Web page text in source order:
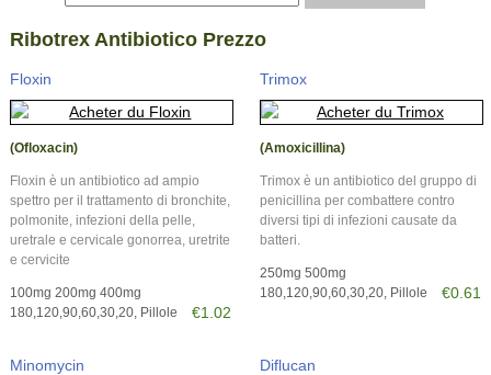
Ribotrex Antibiotico Prezzo
Floxin
(Ofloxacin)
Floxin è un antibiotico ad ampio
spettro per il trattamento di bronchite,
polmonite, infezioni della pelle,
uretrale e cervicale gonorrea, uretrite
e cervicite
100mg 200mg 400mg
180,120,90,60,30,20, Pillole
€1.02
Trimox
(Amoxicillina)
Trimox è un antibiotico del gruppo di
penicillina per combattere contro
diversi tipi di infezioni causate da
batteri.
250mg 500mg
180,120,90,60,30,20, Pillole
€0.61
Minomycin Diflucan